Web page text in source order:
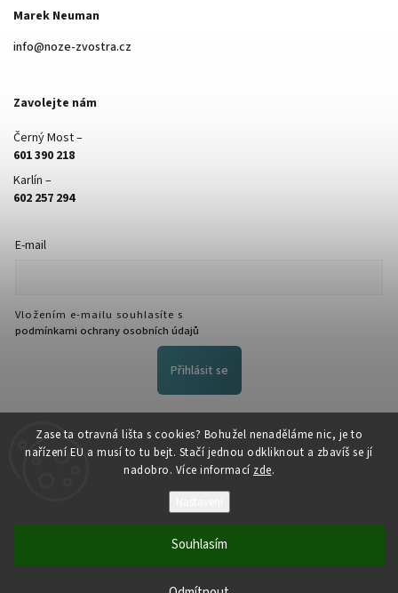
Zase ta otravná lišta s cookies? Bohužel nenaděláme nic, je to
nařízení EU a musí to tu bejt. Stačí jednou odkliknout a zbavíš se jí
nadobro. Více informací zde.
Souhlasím
Marek Neuman
info@noze-zvostra.cz
Zavolejte nám
Černý Most –
601 390 218
Karlín –
602 257 294
E-mail
Vložením e-mailu souhlasíte s
podmínkami ochrany osobních údajů
Přihlásit se
FACEBOOK